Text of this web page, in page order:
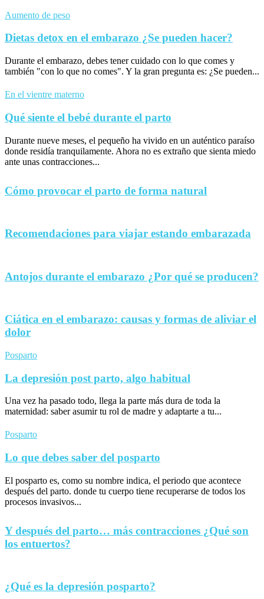
Aumento de peso
Dietas detox en el embarazo ¿Se pueden hacer?
Durante el embarazo, debes tener cuidado con lo que comes y
también "con lo que no comes". Y la gran pregunta es: ¿Se pueden...
En el vientre materno
Qué siente el bebé durante el parto
Durante nueve meses, el pequeño ha vivido en un auténtico paraíso
donde residía tranquilamente. Ahora no es extraño que sienta miedo
ante unas contracciones...
Cómo provocar el parto de forma natural
Recomendaciones para viajar estando embarazada
Antojos durante el embarazo ¿Por qué se producen?
Ciática en el embarazo: causas y formas de aliviar el
dolor
Posparto
La depresión post parto, algo habitual
Una vez ha pasado todo, llega la parte más dura de toda la
maternidad: saber asumir tu rol de madre y adaptarte a tu...
Posparto
Lo que debes saber del posparto
El posparto es, como su nombre indica, el periodo que acontece
después del parto. donde tu cuerpo tiene recuperarse de todos los
procesos invasivos...
Y después del parto… más contracciones ¿Qué son
los entuertos?
¿Qué es la depresión posparto?